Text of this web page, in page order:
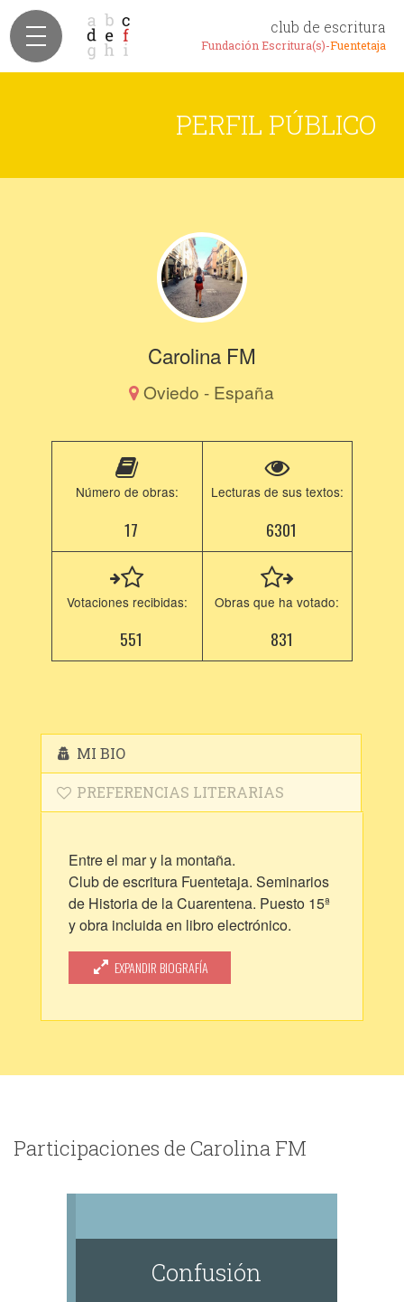
club de escritura
Fundación Escritura(s)-Fuentetaja
PERFIL PÚBLICO
Carolina FM
Oviedo - España
Número de obras:
17
Lecturas de sus textos:
6301
Votaciones recibidas:
551
Obras que ha votado:
831
MI BIO
PREFERENCIAS LITERARIAS
Entre el mar y la montaña.
Club de escritura Fuentetaja. Seminarios
de Historia de la Cuarentena. Puesto 15ª
y obra incluida en libro electrónico.
XII Concurso de cuentos infantiles.
Centro Asturiano. 2017. Primer premio.
Concurso de cuentos infantiles. Centro
EXPANDIR BIOGRAFÍA
Participaciones de Carolina FM
Confusión